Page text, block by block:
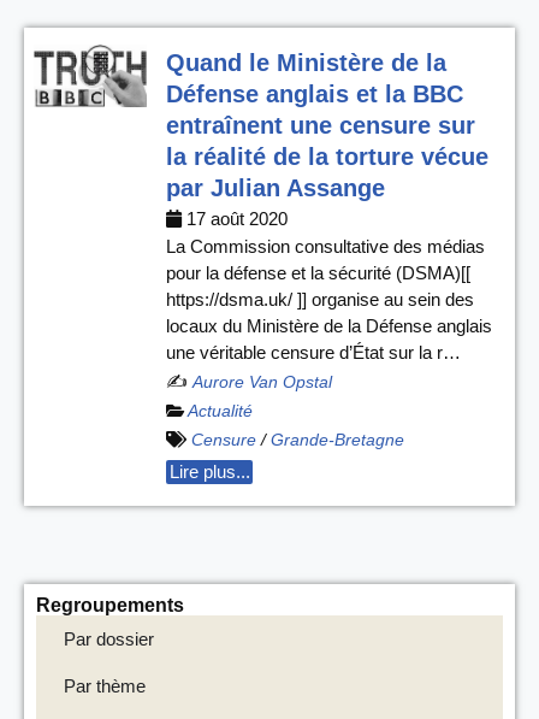
Quand le Ministère de la
Défense anglais et la BBC
entraînent une censure sur
la réalité de la torture vécue
par Julian Assange
17 août 2020
La Commission consultative des médias
pour la défense et la sécurité (DSMA)[[
https://dsma.uk/ ]] organise au sein des
locaux du Ministère de la Défense anglais
une véritable censure d’État sur la r…
✍️ Aurore Van Opstal
Actualité
Censure / Grande-Bretagne
Lire plus...
Regroupements
Par dossier
Par thème